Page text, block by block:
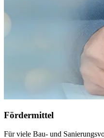
Fördermittel
Für viele Bau- und